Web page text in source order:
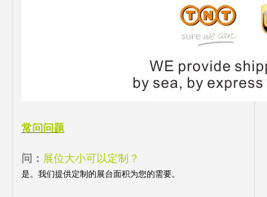
常问问题
问： 展位大小可以定制？
是。我们提供定制的展台面积为您的需要。